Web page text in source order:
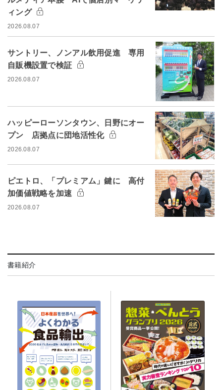
ィング
2026.08.07
サントリー、ノンアル飲用促進 専用
自販機設置で検証
2026.08.07
ハッピーローソンタウン、日野にオー
プン 店拠点に団地活性化
2026.08.07
ピエトロ、「プレミアム」鍵に 高付
加価値戦略を加速
2026.08.07
書籍紹介